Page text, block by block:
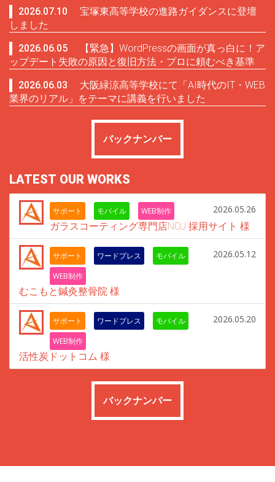
2026.07.10
宝塚東高等学校の進路ガイダンスに登壇
しました
2026.06.05
【緊急】WordPressの画面が真っ白に！ア
ップデート失敗の原因と復旧方法・プロに頼むべき基準
2026.06.03
大阪緑涼高等学校にて「AI時代のIT・WEB
業界のリアル」をテーマに講義を行いました
バックナンバー
LATEST OUR WORKS
2026.05.26
サポート モバイル WEB制作
ガラスコーティング専門店NOJ 採用サイト 様
2026.05.12
サポート ワードプレス
モバイル
WEB制作
むこもと鍼灸整骨院 様
2026.05.20
サポート ワードプレス
モバイル
WEB制作
活性炭ドットコム 様
バックナンバー